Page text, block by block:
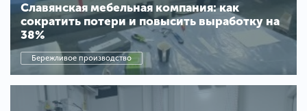
Славянская мебельная компания: как
сократить потери и повысить выработку на
38%
Бережливое производство